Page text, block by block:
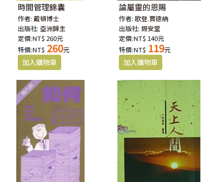
時間管理錦囊
作者:戴頓博士
出版社: 亞洲歸主
定價:NT$ 260元
特價:NT$ 260元
論屬靈的恩賜
作者:歌登.賈德納
出版社:錫安堂
定價:NT$ 140元
特價:NT$ 119元